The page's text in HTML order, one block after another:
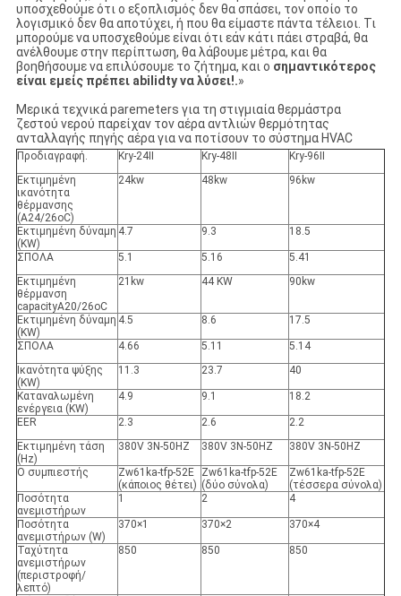
υποσχεθούμε ότι ο εξοπλισμός δεν θα σπάσει, τον οποίο το
λογισμικό δεν θα αποτύχει, ή που θα είμαστε πάντα τέλειοι. Τι
μπορούμε να υποσχεθούμε είναι ότι εάν κάτι πάει στραβά, θα
ανέλθουμε στην περίπτωση, θα λάβουμε μέτρα, και θα
βοηθήσουμε να επιλύσουμε το ζήτημα, και ο σημαντικότερος
είναι εμείς πρέπει abilidty να λύσει!.»
Μερικά τεχνικά paremeters για τη στιγμιαία θερμάστρα
ζεστού νερού παρείχαν τον αέρα αντλιών θερμότητας
ανταλλαγής πηγής αέρα για να ποτίσουν το σύστημα HVAC
Προδιαγραφή. Kry-24II Kry-48II
Kry-96II
Εκτιμημένη
ικανότητα
θέρμανσης
(A24/26oC)
24kw 48kw 96kw
Εκτιμημένη δύναμη
(KW)
4.7 9.3 18.5
ΣΠΟΛΑ 5.1 5.16
5.41
Εκτιμημένη
θέρμανση
capacityA20/26oC
21kw 44 KW 90kw
Εκτιμημένη δύναμη
(KW)
4.5 8.6 17.5
ΣΠΟΛΑ 4.66 5.11
5.14
Ικανότητα ψύξης
(KW)
11.3 23.7 40
Καταναλωμένη
ενέργεια (KW)
4.9 9.1 18.2
EER 2.3 2.6
2.2
Εκτιμημένη τάση
(Hz)
380V 3N-50HZ 380V 3N-50HZ 380V 3N-50HZ
Ο συμπιεστής
Zw61ka-tfp-52E
(κάποιος θέτει)
Zw61ka-tfp-52E
(δύο σύνολα)
Zw61ka-tfp-52E
(τέσσερα σύνολα)
Ποσότητα
ανεμιστήρων
1 2 4
Ποσότητα
ανεμιστήρων (W)
370×1 370×2 370×4
Ταχύτητα
ανεμιστήρων
(περιστροφή/
λεπτό)
850 850 850